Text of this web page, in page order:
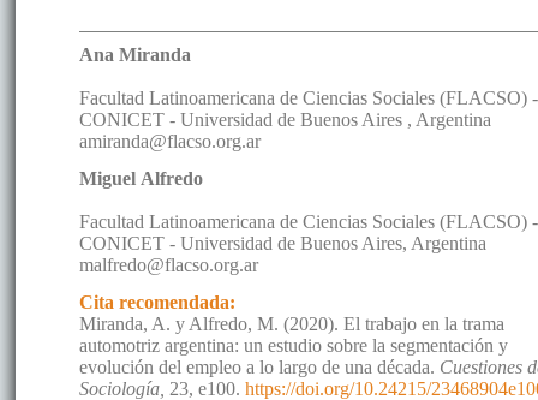
Ana Miranda
Facultad Latinoamericana de Ciencias Sociales (FLACSO) -
CONICET - Universidad de Buenos Aires , Argentina
amiranda@flacso.org.ar
Miguel Alfredo
Facultad Latinoamericana de Ciencias Sociales (FLACSO) -
CONICET - Universidad de Buenos Aires, Argentina
malfredo@flacso.org.ar
Cita recomendada:
Miranda, A. y Alfredo, M. (2020). El trabajo en la trama
automotriz argentina: un estudio sobre la segmentación y
evolución del empleo a lo largo de una década. Cuestiones
Sociología, 23, e100. https://doi.org/10.24215/